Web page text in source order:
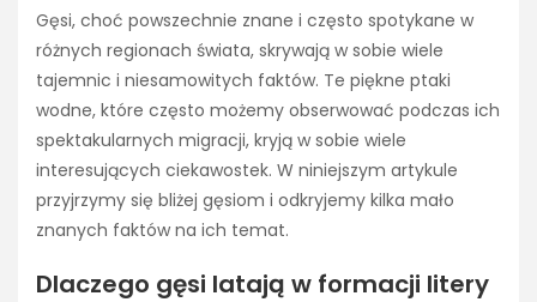
Gęsi, choć powszechnie znane i często spotykane w
różnych regionach świata, skrywają w sobie wiele
tajemnic i niesamowitych faktów. Te piękne ptaki
wodne, które często możemy obserwować podczas ich
spektakularnych migracji, kryją w sobie wiele
interesujących ciekawostek. W niniejszym artykule
przyjrzymy się bliżej gęsiom i odkryjemy kilka mało
znanych faktów na ich temat.
Dlaczego gęsi latają w formacji litery